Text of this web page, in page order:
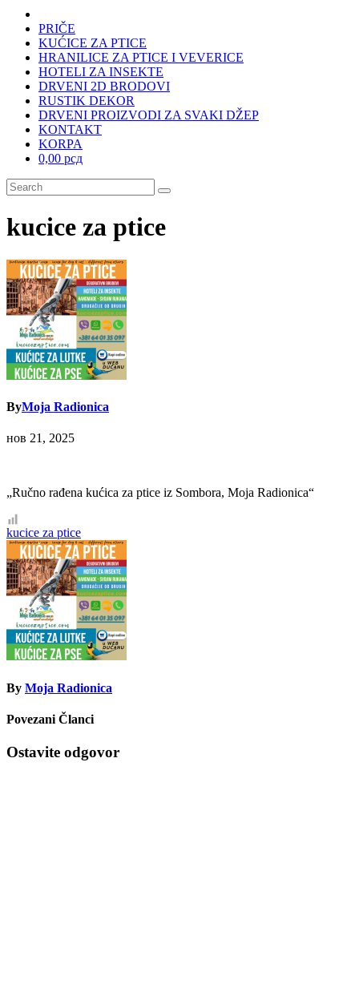
PRIČE
KUĆICE ZA PTICE
HRANILICE ZA PTICE I VEVERICE
HOTELI ZA INSEKTE
DRVENI 2D BRODOVI
RUSTIK DEKOR
DRVENI PROIZVODI ZA SVAKI DŽEP
KONTAKT
KORPA
0,00 рсд
kucice za ptice
ByMoja Radionica
нов 21, 2025
„Ručno rađena kućica za ptice iz Sombora, Moja Radionica“
Кретање
чланка
kucice za ptice
By Moja Radionica
Povezani Članci
Ostavite odgovor